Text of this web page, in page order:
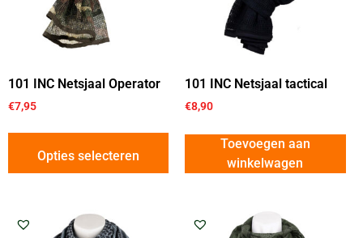
101 INC Netsjaal Operator
€7,95
Opties selecteren
101 INC Netsjaal tactical
€8,90
Toevoegen aan
winkelwagen